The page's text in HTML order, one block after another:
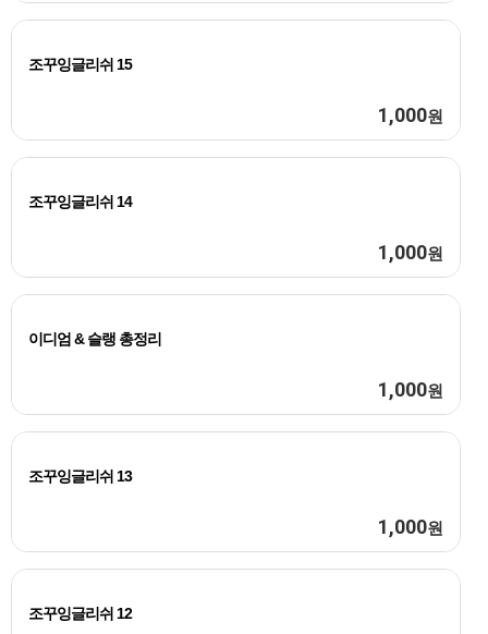
조꾸잉글리쉬 15
1,000원
조꾸잉글리쉬 14
1,000원
이디엄 & 슬랭 총정리
1,000원
조꾸잉글리쉬 13
1,000원
조꾸잉글리쉬 12